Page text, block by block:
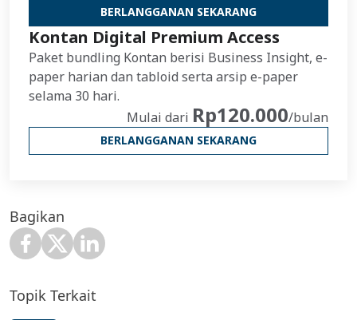
BERLANGGANAN SEKARANG
Kontan Digital Premium Access
Paket bundling Kontan berisi Business Insight, e-
paper harian dan tabloid serta arsip e-paper
selama 30 hari.
Mulai dari Rp120.000/bulan
BERLANGGANAN SEKARANG
Bagikan
Topik Terkait